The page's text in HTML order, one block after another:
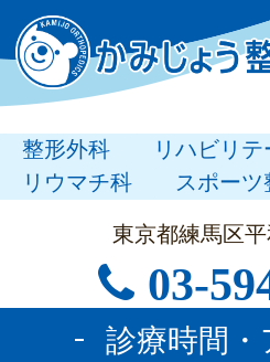
整形外科
リハビリ
リウマチ科
スポーツ
東京都練馬区
03-
診療時間